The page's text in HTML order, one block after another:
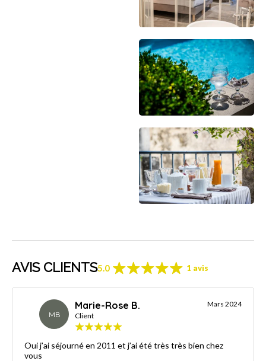
AVIS CLIENTS5.0 1 avis
MB
Marie-Rose B.
Client
Mars 2024
Oui j’ai séjourné en 2011 et j’ai été très très bien chez
vous